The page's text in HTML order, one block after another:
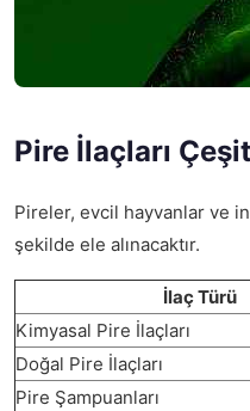
Pire İlaçları
Pireler, evcil hayvanlar ve
şekilde ele alınacaktır.
İlaç Türü
Kimyasal Pire İlaçları
Doğal Pire İlaçları
Pire Şampuanları